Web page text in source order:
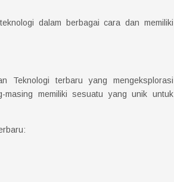
dalam berbagai cara dan memiliki
Teknologi terbaru yang mengeksplorasi
memiliki sesuatu yang unik untuk